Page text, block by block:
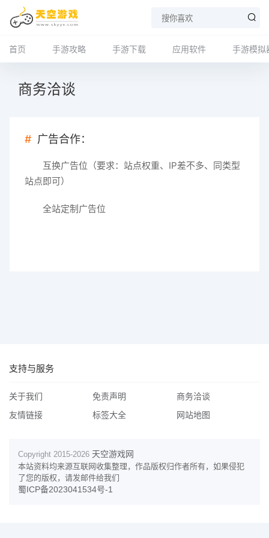
首页 手游攻略 手游下载 应用软件 手游模拟
商务洽谈
广告合作：
互换广告位（要求：站点权重、IP差不多、同类型
站点即可）
全站定制广告位
支持与服务
关于我们 免责声明
商务洽谈
友情链接
标签大全 网站地图
Copyright 2015-2026 天空游戏网
本站资料均来源互联网收集整理，作品版权归作者所有，如果侵犯
了您的版权，请发邮件给我们
蜀ICP备2023041534号-1